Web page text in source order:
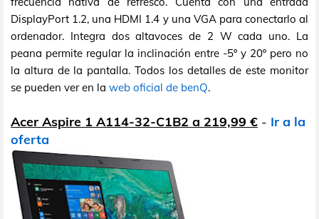
DisplayPort 1.2, una HDMI 1.4 y una VGA para conectarlo al
ordenador. Integra dos altavoces de 2 W cada uno. La
peana permite regular la inclinación entre -5º y 20º pero no
la altura de la pantalla. Todos los detalles de este monitor
se pueden ver en la web oficial de benQ.
Acer Aspire 1 A114-32-C1B2 a 219,99 € - Ir a la
oferta